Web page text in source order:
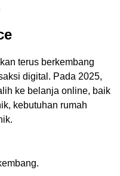
terus berkembang
digital. Pada 2025,
ke belanja online, baik
kebutuhan rumah